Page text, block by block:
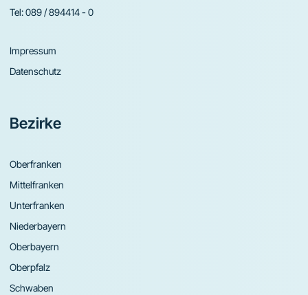
Tel:089 / 894414 - 0
Impressum
Datenschutz
Bezirke
Oberfranken
Mittelfranken
Unterfranken
Niederbayern
Oberbayern
Oberpfalz
Schwaben